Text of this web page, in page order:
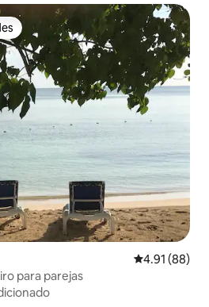
Calificación
4.91 (88)
para parejas